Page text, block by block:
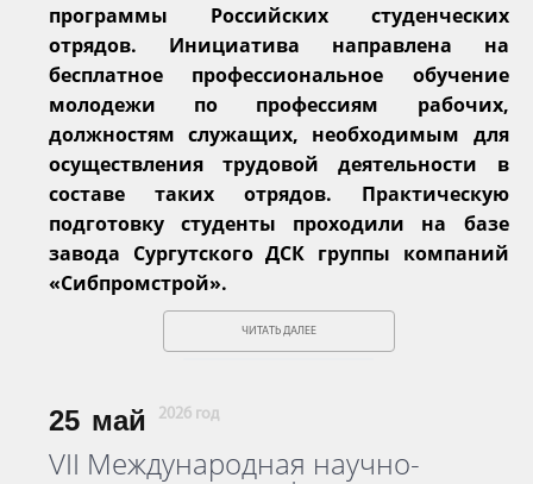
программы Российских студенческих
отрядов. Инициатива направлена на
бесплатное профессиональное обучение
молодежи по профессиям рабочих,
должностям служащих, необходимым для
осуществления трудовой деятельности в
составе таких отрядов. Практическую
подготовку студенты проходили на базе
завода Сургутского ДСК группы компаний
«Сибпромстрой».
ЧИТАТЬ ДАЛЕЕ
25 май 2026 год
VII Международная научно-